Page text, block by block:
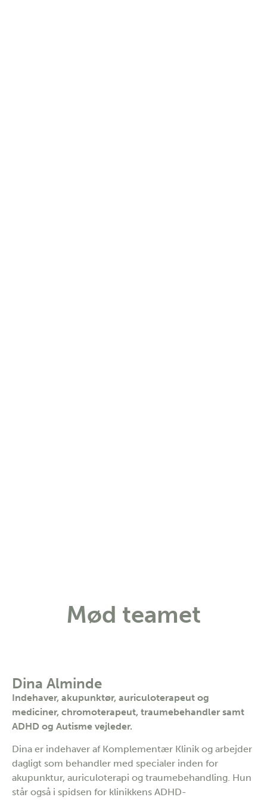
Mød teamet
Dina Alminde
Indehaver, akupunktør, auriculoterapeut og
mediciner, chromoterapeut, traumebehandler samt
ADHD og Autisme vejleder.
Dina er indehaver af Komplementær Klinik og arbejder
dagligt som behandler med specialer inden for
akupunktur, auriculoterapi og traumebehandling. Hun
står også i spidsen for klinikkens ADHD-